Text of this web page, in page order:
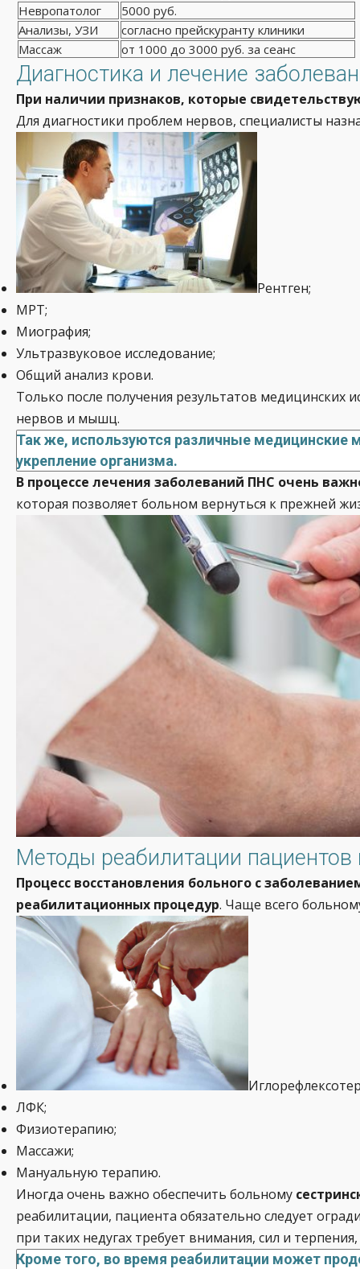
Невропатолог
5000 руб.
Анализы, УЗИ
согласно прейскуранту клиники
Массаж
от 1000 до 3000 руб. за сеанс
Диагностика и лечение
При наличии признаков, которые
Для диагностики проблем нервов, специалисты
Рентген;
МРТ;
Миография;
Ультразвуковое исследование;
Общий анализ крови.
Только после получения результатов медицинских
нервов и мышц.
Так же, используются различные
укрепление организма.
В процессе лечения заболеваний ПНС очень
которая позволяет больном вернуться к прежней
Методы реабилитации
Процесс восстановления больного с
реабилитационных процедур. Чаще всего
ЛФК;
Физиотерапию;
Массажи;
Мануальную терапию.
Иногда очень важно обеспечить больному
реабилитации, пациента обязательно следует
при таких недугах требует внимания, сил и
Кроме того, во время реабилитации может